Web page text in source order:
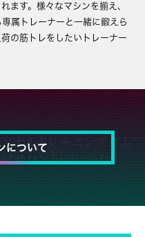
ます。様々なマシンを揃え、
属トレーナーと一緒に鍛えら
の筋トレをしたいトレーナー
について